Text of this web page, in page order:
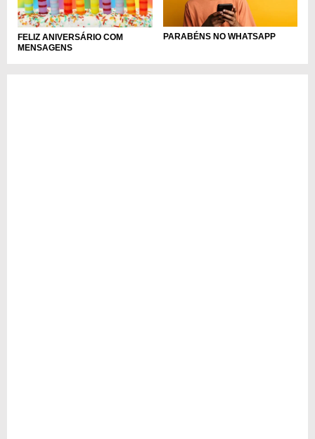
FELIZ ANIVERSÁRIO COM
MENSAGENS
PARABÉNS NO WHATSAPP